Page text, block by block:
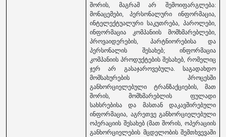
შორის, მაგრამ არ შემოიფარგლება:
მონაცემები, პერსონალური ინფორმაცია,
ინტელექტუალური საკუთრება, პაროლები,
ინფორმაცია კომპანიის მომხმარებლები,
პროვაიდერების, პარტნიორებისა და
პერსონალის შესახებ; ინფორმაცია
კომპანიის პროდუქტების შესახებ, რომელიც
ჯერ არ გასაჯაროვებულა. საგადახდო
მომსახურების პროცესში
განხორციელებული ტრანზაქციების, მათ
შორის, მომხმარებლის ფულადი
სახსრებისა და მასთან დაკავშირებული
ინფორმაცია, აგრეთვე განხორციელებული
ოპერაციის შესახებ (მათ შორის, ოპერაციის
განხორციელების მცდელობის შემთხვევაში